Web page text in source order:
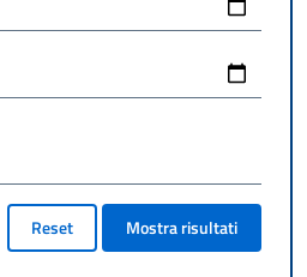
Reset Mostra risultati